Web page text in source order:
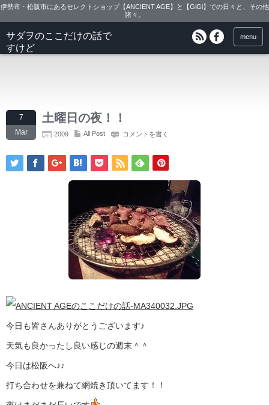
伊勢市・松阪市にあるセレクトショップ【ANCIENT AGE】と【GiGi】での日々と、その他
諸々。
サダヲのここだけの話で
すけど
menu
7
Mar
土曜日の夜！！
2009 All Post コメントを書く
今日も皆さんありがとうございます♪
天気も良かったし良い感じの週末＾＾
今日は松阪へ♪♪
打ち合わせを兼ねて網焼き頂いてます！！